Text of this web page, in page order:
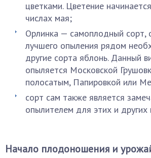
цветками. Цветение
числах мая;
Орлинка — самоплодный сорт,
лучшего опыления рядом
другие сорта яблонь. Данный
опыляется Московской
полосатым, Папировкой или
сорт сам также является
опылителем для этих и других
Начало плодоношения и